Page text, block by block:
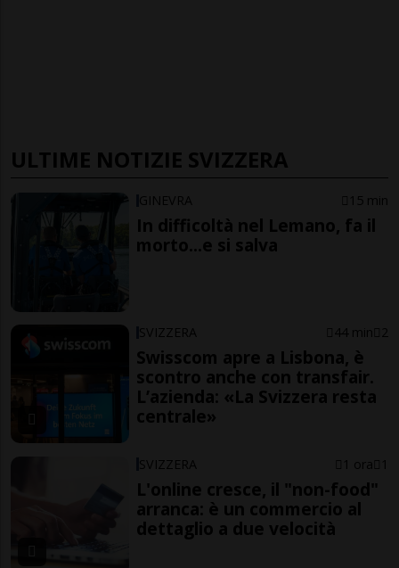
ULTIME NOTIZIE SVIZZERA
GINEVRA 15 min
In difficoltà nel Lemano, fa il
morto...e si salva
SVIZZERA 44 min 2
Swisscom apre a Lisbona, è
scontro anche con transfair.
L’azienda: «La Svizzera resta
centrale»
SVIZZERA 1 ora 1
L'online cresce, il "non-food"
arranca: è un commercio al
dettaglio a due velocità